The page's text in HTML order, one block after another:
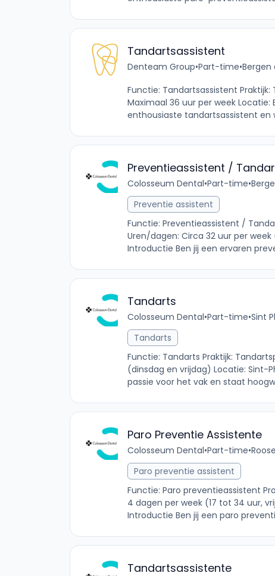
Tandartsassistent
Denteam Group•Part-time•Bergen
Functie: Tandartsassistent
Maximaal 36 uur per week
enthousiaste tandartsassistent en
Preventieassistent /
Colosseum Dental•Part-time•
Preventie assistent
Functie: Preventieassistent /
Uren/dagen: Circa 32 uur per
Introductie Ben jij een ervaren
Tandarts
Colosseum Dental•Part-time•Sint
Tandarts
Functie: Tandarts Praktijk:
(dinsdag en vrijdag) Locatie: Sint-
passie voor het vak en staat
Paro Preventie Assistente
Colosseum Dental•Part-time•
Paro preventie assistent
Functie: Paro preventieassistent
4 dagen per week (17 tot 34 uur,
Introductie Ben jij een paro
Tandartsassistente